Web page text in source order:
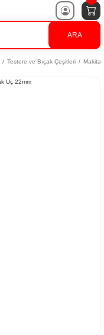
ARA
Testere ve Bıçak Çeşitleri Makita